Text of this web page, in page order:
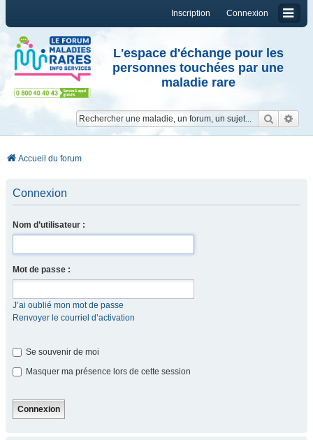
Connexion
Inscription
L'espace d'échange pour les
personnes touchées par une
maladie rare
Accueil du forum
Connexion
Nom d’utilisateur :
Mot de passe :
J’ai oublié mon mot de passe
Renvoyer le courriel d’activation
Se souvenir de moi
Masquer ma présence lors de cette session